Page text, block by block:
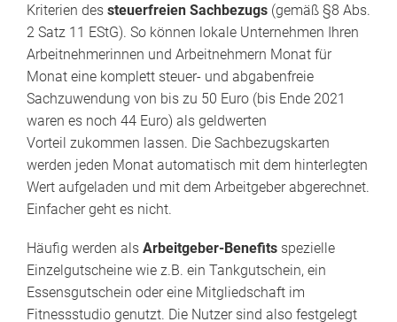
Kriterien des steuerfreien Sachbezugs (gemäß §8 Abs.
2 Satz 11 EStG). So können lokale Unternehmen Ihren
Arbeitnehmerinnen und Arbeitnehmern Monat für
Monat eine komplett steuer- und abgabenfreie
Sachzuwendung von bis zu 50 Euro (bis Ende 2021
waren es noch 44 Euro) als geldwerten
Vorteil zukommen lassen. Die Sachbezugskarten
werden jeden Monat automatisch mit dem hinterlegten
Wert aufgeladen und mit dem Arbeitgeber abgerechnet.
Einfacher geht es nicht.
Häufig werden als Arbeitgeber-Benefits spezielle
Einzelgutscheine wie z.B. ein Tankgutschein, ein
Essensgutschein oder eine Mitgliedschaft im
Fitnessstudio genutzt. Die Nutzer sind also festgelegt